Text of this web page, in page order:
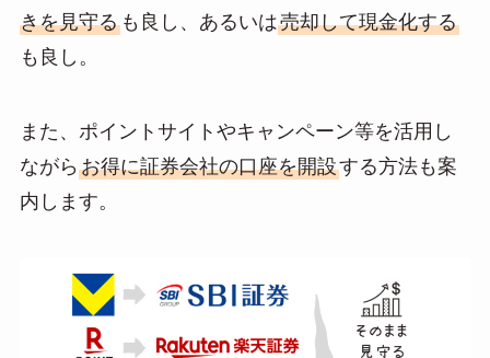
きを見守るも良し、あるいは売却して現金化する
も良し。
また、ポイントサイトやキャンペーン等を活用し
ながら お得に証券会社の口座を開設する方法も案
内します。